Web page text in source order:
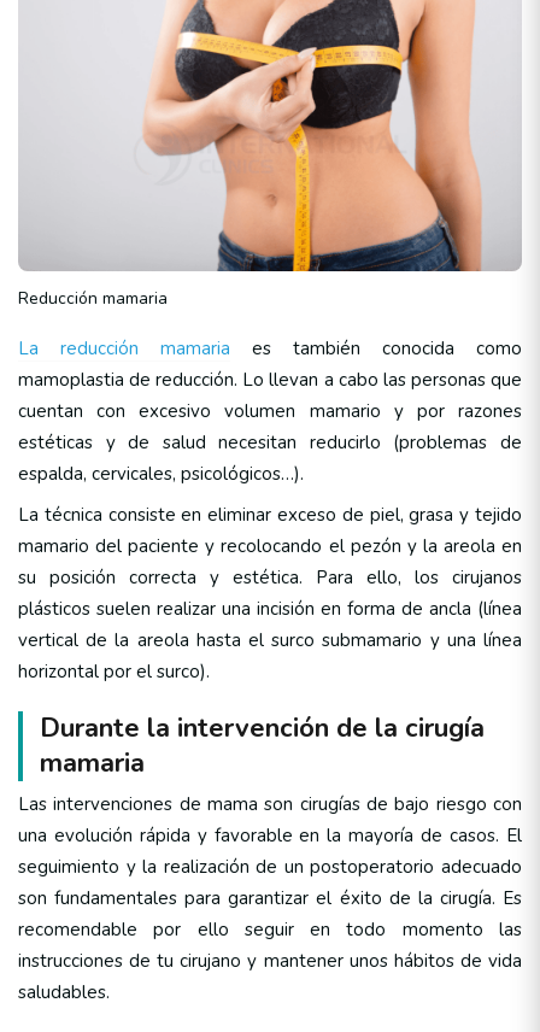
Reducción mamaria
La reducción mamaria es también conocida como
mamoplastia de reducción. Lo llevan a cabo las personas que
cuentan con excesivo volumen mamario y por razones
estéticas y de salud necesitan reducirlo (problemas de
espalda, cervicales, psicológicos…).
La técnica consiste en eliminar exceso de piel, grasa y tejido
mamario del paciente y recolocando el pezón y la areola en
su posición correcta y estética. Para ello, los cirujanos
plásticos suelen realizar una incisión en forma de ancla (línea
vertical de la areola hasta el surco submamario y una línea
horizontal por el surco).
Durante la intervención de la cirugía
mamaria
Las intervenciones de mama son cirugías de bajo riesgo con
una evolución rápida y favorable en la mayoría de casos. El
seguimiento y la realización de un postoperatorio adecuado
son fundamentales para garantizar el éxito de la cirugía. Es
recomendable por ello seguir en todo momento las
instrucciones de tu cirujano y mantener unos hábitos de vida
saludables.